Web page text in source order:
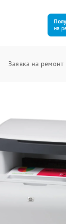
на
Заявка на ремонт